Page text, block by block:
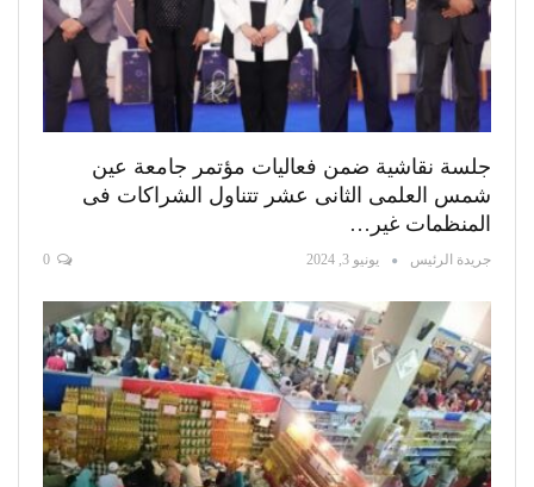
جلسة نقاشية ضمن فعاليات مؤتمر جامعة عين
شمس العلمى الثانى عشر تتناول الشراكات فى
المنظمات غير…
جريدة الرئيس يونيو 3, 2024